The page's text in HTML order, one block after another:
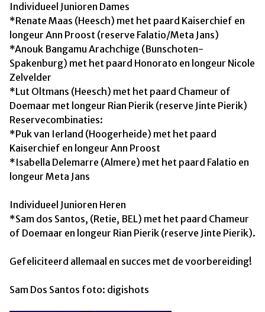
Individueel Junioren Dames
*Renate Maas (Heesch) met het paard Kaiserchief en
longeur Ann Proost (reserve Falatio/Meta Jans)
*Anouk Bangamu Arachchige (Bunschoten-
Spakenburg) met het paard Honorato en longeur Nicole
Zelvelder
*Lut Oltmans (Heesch) met het paard Chameur of
Doemaar met longeur Rian Pierik (reserve Jinte Pierik)
Reservecombinaties:
*Puk van Ierland (Hoogerheide) met het paard
Kaiserchief en longeur Ann Proost
*Isabella Delemarre (Almere) met het paard Falatio en
longeur Meta Jans
Individueel Junioren Heren
*Sam dos Santos, (Retie, BEL) met het paard Chameur
of Doemaar en longeur Rian Pierik (reserve Jinte Pierik).
Gefeliciteerd allemaal en succes met de voorbereiding!
Sam Dos Santos foto: digishots